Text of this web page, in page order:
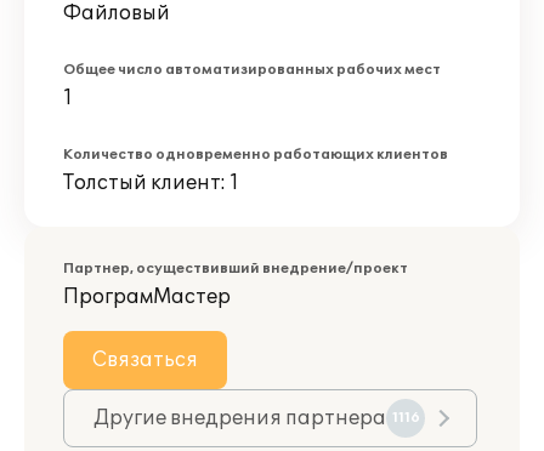
Файловый
Общее число автоматизированных рабочих мест
1
Количество одновременно работающих клиентов
Толстый клиент: 1
Партнер, осуществивший внедрение/проект
ПрограмМастер
Связаться
Другие внедрения партнера 1116